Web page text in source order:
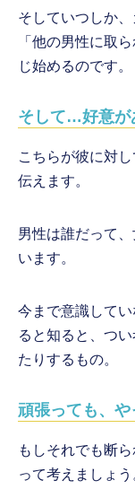
そしていつしか
「他の男性に取
じ始めるのです。
そして…好意が
こちらが彼に対
伝えます。
男性は誰だって
います。
今まで意識して
ると知ると、つ
たりするもの。
頑張っても、
もしそれでも断
って考えましょう